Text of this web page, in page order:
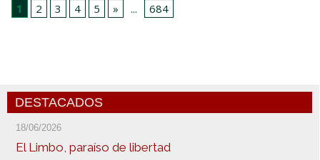
1
2 3 4 5 » ... 684
DESTACADOS
18/06/2026
El Limbo, paraíso de libertad